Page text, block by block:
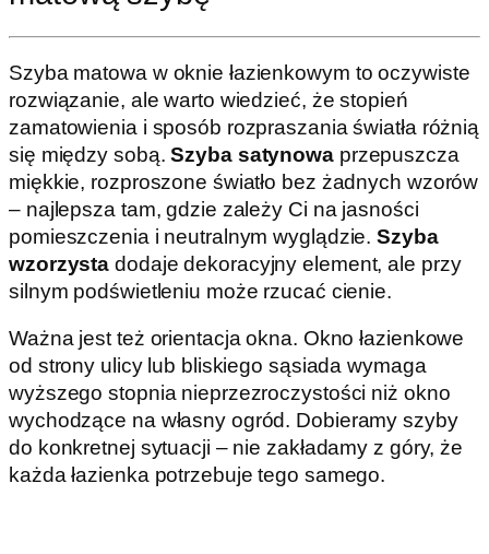
Szyba matowa w oknie łazienkowym to oczywiste
rozwiązanie, ale warto wiedzieć, że stopień
zamatowienia i sposób rozpraszania światła różnią
się między sobą.Szyba satynowaprzepuszcza
miękkie, rozproszone światło bez żadnych wzorów
– najlepsza tam, gdzie zależy Ci na jasności
pomieszczenia i neutralnym wyglądzie.Szyba
wzorzysta dodaje dekoracyjny element, ale przy
silnym podświetleniu może rzucać cienie.
Ważna jest też orientacja okna. Okno łazienkowe
od strony ulicy lub bliskiego sąsiada wymaga
wyższego stopnia nieprzezroczystości niż okno
wychodzące na własny ogród. Dobieramy szyby
do konkretnej sytuacji – nie zakładamy z góry, że
każda łazienka potrzebuje tego samego.